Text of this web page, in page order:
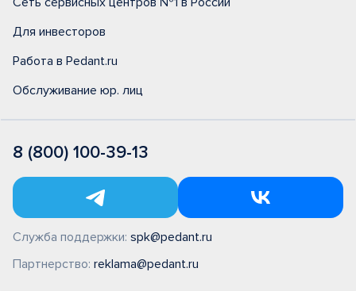
Для инвесторов
Работа в Pedant.ru
Обслуживание юр. лиц
8 (800) 100-39-13
Служба поддержки: spk@pedant.ru
Партнерство: reklama@pedant.ru